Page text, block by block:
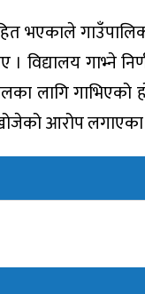
भएकाले
विद्यालय गाभ्ने
लागि
आरोप